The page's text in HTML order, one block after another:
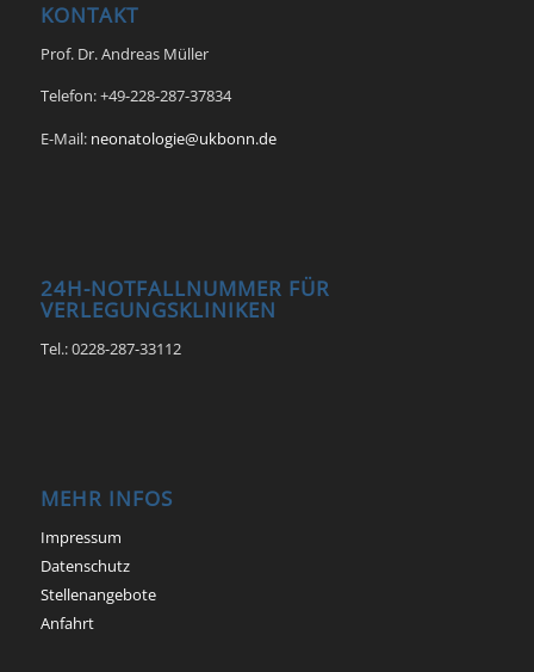
KONTAKT
Prof. Dr. Andreas Müller
Telefon: +49-228-287-37834
E-Mail: neonatologie@ukbonn.de
24H-NOTFALLNUMMER FÜR
VERLEGUNGSKLINIKEN
Tel.: 0228-287-33112
MEHR INFOS
Impressum
Datenschutz
Stellenangebote
Anfahrt